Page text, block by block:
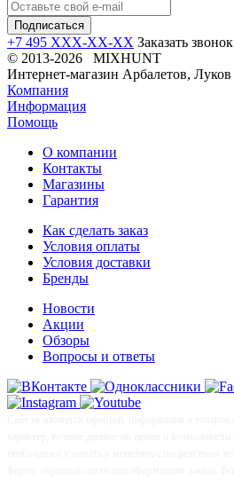
+7 495 XXX-XX-XX Заказать звонок
© 2013-2026 MIXHUNT
Интернет-магазин Арбалетов,
Компания
Информация
Помощь
О компании
Контакты
Магазины
Гарантия
Как сделать заказ
Условия оплаты
Условия доставки
Бренды
Новости
Акции
Обзоры
Вопросы и ответы